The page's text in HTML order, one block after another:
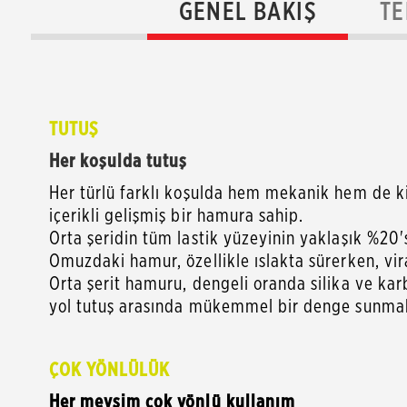
GENEL BAKIŞ
TUTUŞ
Her koşulda tutuş
Her türlü farklı koşulda hem mekanik hem de
içerikli gelişmiş bir hamura sahip.
Orta şeridin tüm lastik yüzeyinin yaklaşık
Omuzdaki hamur, özellikle ıslakta sürerken,
Orta şerit hamuru, dengeli oranda silika ve
yol tutuş arasında mükemmel bir denge
ÇOK YÖNLÜLÜK
Her mevsim çok yönlü kullanım